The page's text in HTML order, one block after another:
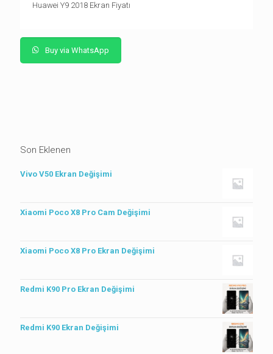
Huawei Y9 2018 Ekran Fiyatı
Buy via WhatsApp
Son Eklenen
Vivo V50 Ekran Değişimi
Xiaomi Poco X8 Pro Cam Değişimi
Xiaomi Poco X8 Pro Ekran Değişimi
Redmi K90 Pro Ekran Değişimi
Redmi K90 Ekran Değişimi